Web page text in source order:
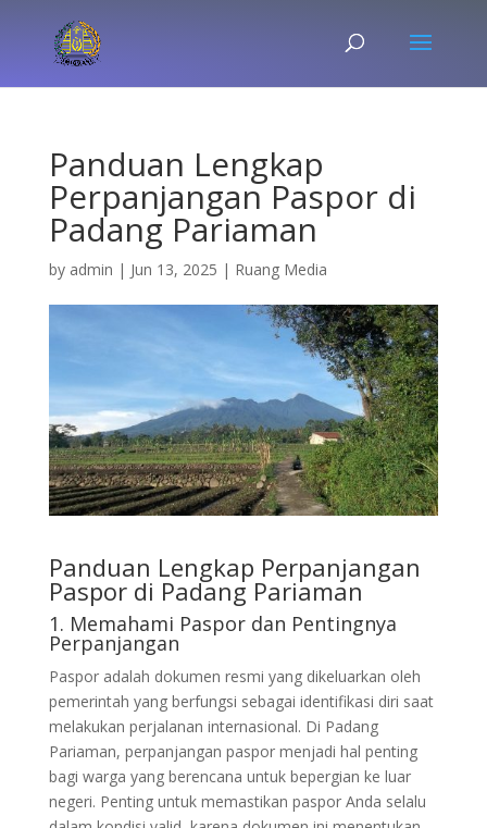
Panduan Lengkap
Perpanjangan Paspor di
Padang Pariaman
by admin | Jun 13, 2025 | Ruang Media
Panduan Lengkap Perpanjangan
Paspor di Padang Pariaman
1. Memahami Paspor dan Pentingnya
Perpanjangan
Paspor adalah dokumen resmi yang dikeluarkan oleh
pemerintah yang berfungsi sebagai identifikasi diri saat
melakukan perjalanan internasional. Di Padang
Pariaman, perpanjangan paspor menjadi hal penting
bagi warga yang berencana untuk bepergian ke luar
negeri. Penting untuk memastikan paspor Anda selalu